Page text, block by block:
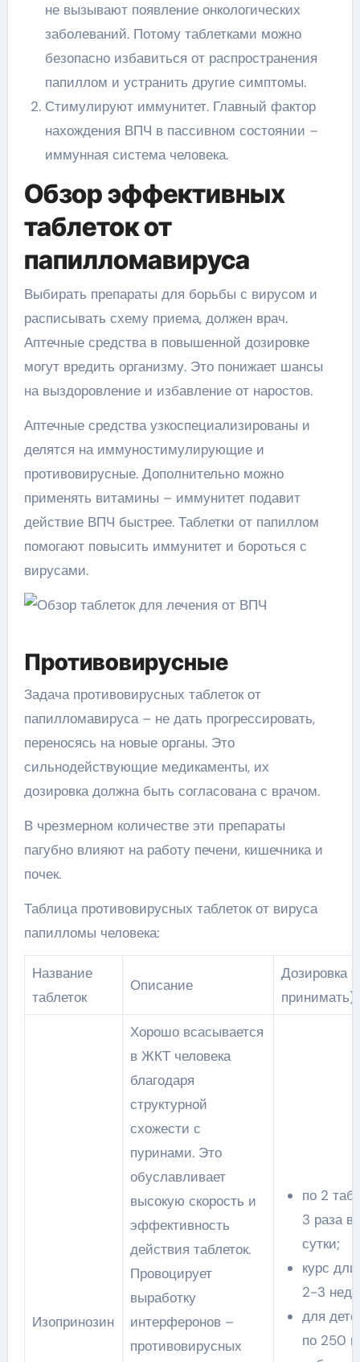
не вызывают появление онкологических
заболеваний. Потому таблетками можно
безопасно избавиться от распространения
папиллом и устранить другие симптомы.
Стимулируют иммунитет. Главный фактор
нахождения ВПЧ в пассивном состоянии –
иммунная система человека.
Обзор эффективных
таблеток от
папилломавируса
Выбирать препараты для борьбы с вирусом и
расписывать схему приема, должен врач.
Аптечные средства в повышенной дозировке
могут вредить организму. Это понижает шансы
на выздоровление и избавление от наростов.
Аптечные средства узкоспециализированы и
делятся на иммуностимулирующие и
противовирусные. Дополнительно можно
применять витамины – иммунитет подавит
действие ВПЧ быстрее. Таблетки от папиллом
помогают повысить иммунитет и бороться с
вирусами.
Противовирусные
Задача противовирусных таблеток от
папилломавируса – не дать прогрессировать,
переносясь на новые органы. Это
сильнодействующие медикаменты, их
дозировка должна быть согласована с врачом.
В чрезмерном количестве эти препараты
пагубно влияют на работу печени, кишечника и
почек.
Таблица противовирусных таблеток от вируса
папилломы человека:
Название
таблеток
Описание
Дозировка
принимать)
Изопринозин
Хорошо всасывается
в ЖКТ человека
благодаря
структурной
схожести с
пуринами. Это
обуславливает
высокую скорость и
эффективность
действия таблеток.
Провоцирует
выработку
интерферонов –
противовирусных
по 2
3 раза в
сутки;
курс
2-3
для
по 250